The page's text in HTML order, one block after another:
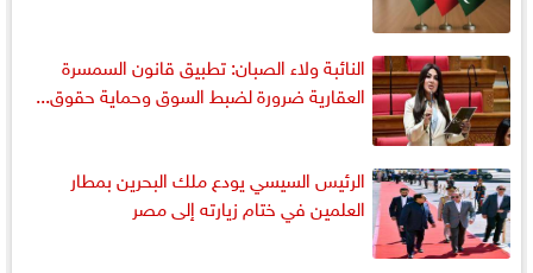
النائبة ولاء الصبان: تطبيق قانون السمسرة
العقارية ضرورة لضبط السوق وحماية حقوق...
الرئيس السيسي يودع ملك البحرين بمطار
العلمين في ختام زيارته إلى مصر